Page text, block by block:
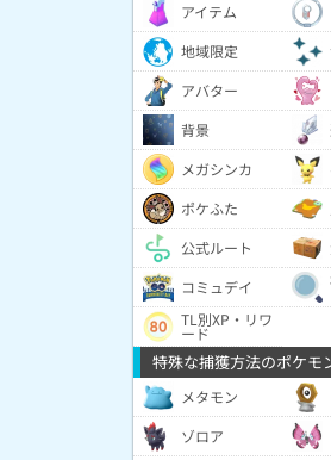
アイテム
地域限定
アバター
背景
メガシンカ
ポケふた
公式ルート
コミュデイ
TL別XP・リワ
ード
特殊な捕獲方法のポケモ
メタモン
ゾロア